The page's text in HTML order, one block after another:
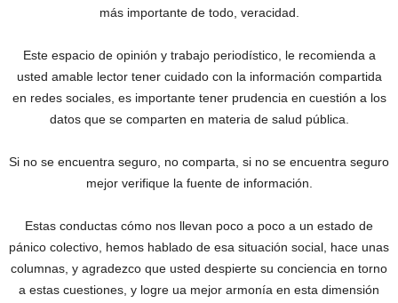
más importante de todo, veracidad.
Este espacio de opinión y trabajo periodístico, le recomienda a
usted amable lector tener cuidado con la información compartida
en redes sociales, es importante tener prudencia en cuestión a los
datos que se comparten en materia de salud pública.
Si no se encuentra seguro, no comparta, si no se encuentra seguro
mejor verifique la fuente de información.
Estas conductas cómo nos llevan poco a poco a un estado de
pánico colectivo, hemos hablado de esa situación social, hace unas
columnas, y agradezco que usted despierte su conciencia en torno
a estas cuestiones, y logre ua mejor armonía en esta dimensión